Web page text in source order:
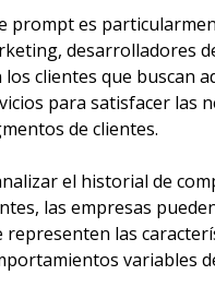
prompt es
desarrolladores
los clientes que buscan
para satisfacer las
de clientes.
el historial de
las empresas
representen las
variables